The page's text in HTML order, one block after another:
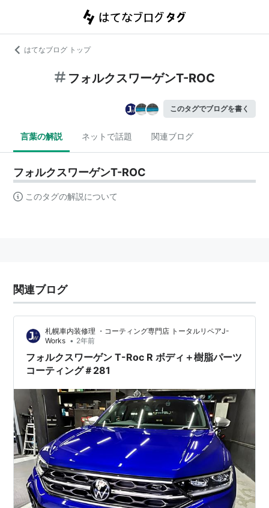
はてなブログ トップ
フォルクスワーゲンT-ROC
このタグでブログを書く
言葉の解説 ネットで話題 関連ブログ
フォルクスワーゲンT-ROC
このタグの解説について
関連ブログ
札幌車内装修理 ・コーティング専門店 トータルリペアJ-
Works • 2年前
フォルクスワーゲン T-Roc R ボディ＋樹脂パーツ
コーティング＃281